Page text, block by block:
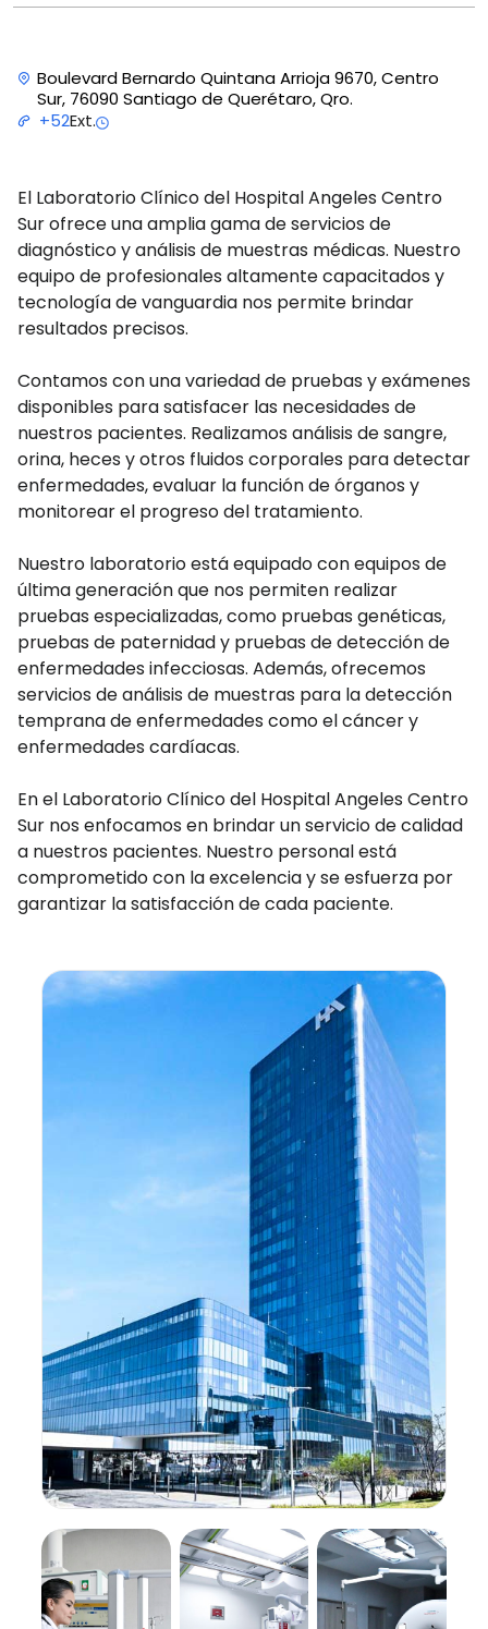
Boulevard Bernardo Quintana Arrioja 9670, Centro
Sur, 76090 Santiago de Querétaro, Qro.
+52Ext.
El Laboratorio Clínico del Hospital Angeles Centro
Sur ofrece una amplia gama de servicios de
diagnóstico y análisis de muestras médicas. Nuestro
equipo de profesionales altamente capacitados y
tecnología de vanguardia nos permite brindar
resultados precisos.
Contamos con una variedad de pruebas y exámenes
disponibles para satisfacer las necesidades de
nuestros pacientes. Realizamos análisis de sangre,
orina, heces y otros fluidos corporales para detectar
enfermedades, evaluar la función de órganos y
monitorear el progreso del tratamiento.
Nuestro laboratorio está equipado con equipos de
última generación que nos permiten realizar
pruebas especializadas, como pruebas genéticas,
pruebas de paternidad y pruebas de detección de
enfermedades infecciosas. Además, ofrecemos
servicios de análisis de muestras para la detección
temprana de enfermedades como el cáncer y
enfermedades cardíacas.
En el Laboratorio Clínico del Hospital Angeles Centro
Sur nos enfocamos en brindar un servicio de calidad
a nuestros pacientes. Nuestro personal está
comprometido con la excelencia y se esfuerza por
garantizar la satisfacción de cada paciente.